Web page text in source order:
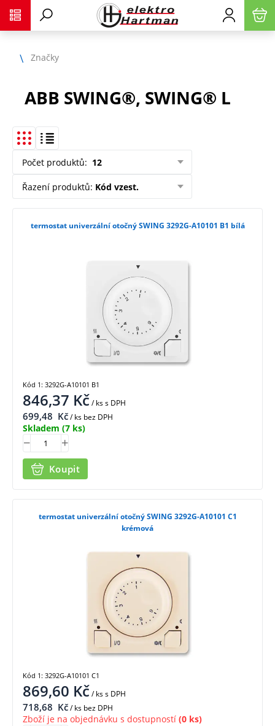
Značky
ABB SWING®, SWING® L
Počet produktů: 12
Řazení produktů: Kód vzest.
termostat univerzální otočný SWING 3292G-A10101 B1 bílá
846,37 Kč/ kss DPH
699,48 Kč/ ks bez DPH
Skladem (7 ks)
Koupit
Kód 1: 3292G-A10101 B1
termostat univerzální otočný SWING 3292G-A10101 C1
krémová
869,60 Kč/ kss DPH
718,68 Kč/ ks bez DPH
Zboží je na objednávku s dostupností (0 ks)
Kód 1: 3292G-A10101 C1